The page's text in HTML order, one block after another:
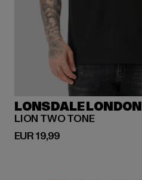
LONSDALE LONDON
LION TWO TONE
EUR 19,99
Derzeitiger Preis: EUR 19,99